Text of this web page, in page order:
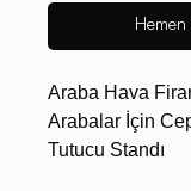
Hemen
Araba Hava
Arabalar İçin
Tutucu Standı